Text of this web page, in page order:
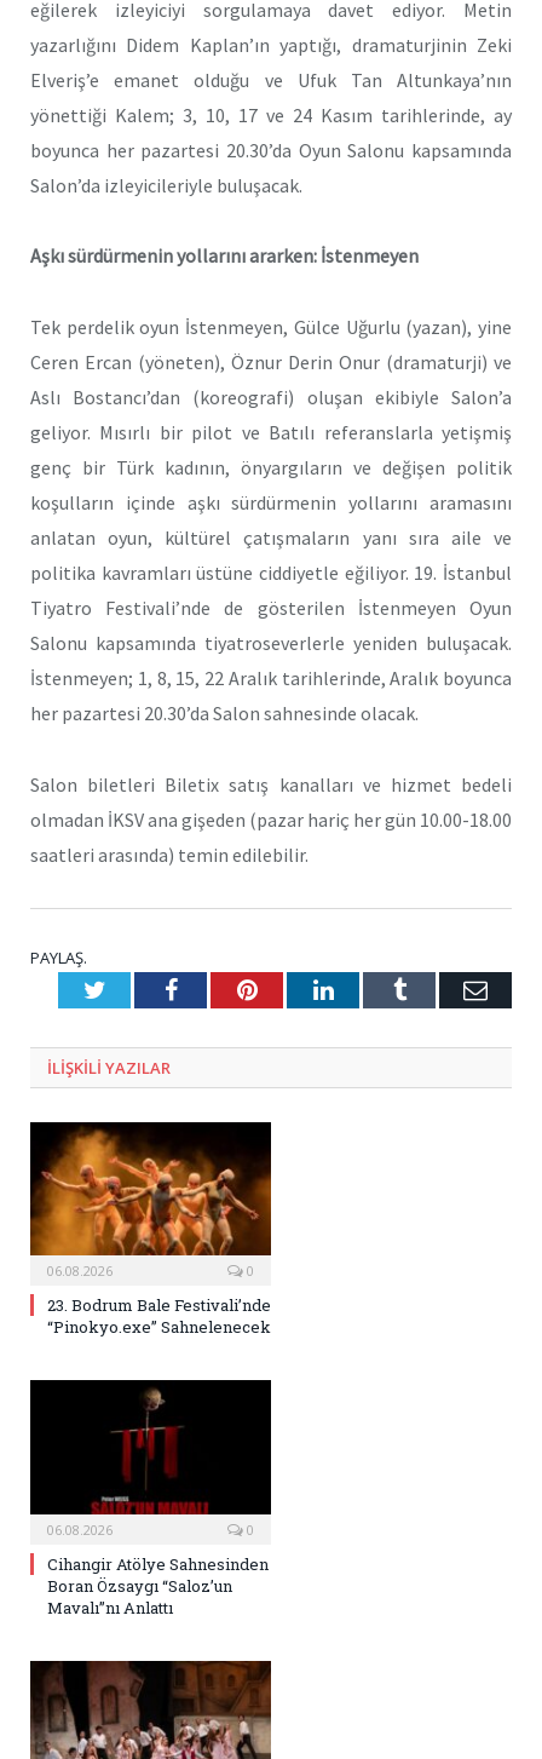
eğilerek izleyiciyi sorgulamaya davet ediyor. Metin
yazarlığını Didem Kaplan’ın yaptığı, dramaturjinin Zeki
Elveriş’e emanet olduğu ve Ufuk Tan Altunkaya’nın
yönettiği Kalem; 3, 10, 17 ve 24 Kasım tarihlerinde, ay
boyunca her pazartesi 20.30’da Oyun Salonu kapsamında
Salon’da izleyicileriyle buluşacak.
Aşkı sürdürmenin yollarını ararken: İstenmeyen
Tek perdelik oyun İstenmeyen, Gülce Uğurlu (yazan), yine
Ceren Ercan (yöneten), Öznur Derin Onur (dramaturji) ve
Aslı Bostancı’dan (koreografi) oluşan ekibiyle Salon’a
geliyor. Mısırlı bir pilot ve Batılı referanslarla yetişmiş
genç bir Türk kadının, önyargıların ve değişen politik
koşulların içinde aşkı sürdürmenin yollarını aramasını
anlatan oyun, kültürel çatışmaların yanı sıra aile ve
politika kavramları üstüne ciddiyetle eğiliyor. 19. İstanbul
Tiyatro Festivali’nde de gösterilen İstenmeyen Oyun
Salonu kapsamında tiyatroseverlerle yeniden buluşacak.
İstenmeyen; 1, 8, 15, 22 Aralık tarihlerinde, Aralık boyunca
her pazartesi 20.30’da Salon sahnesinde olacak.
Salon biletleri Biletix satış kanalları ve hizmet bedeli
olmadan İKSV ana gişeden (pazar hariç her gün 10.00-18.00
saatleri arasında) temin edilebilir.
PAYLAŞ.
TwitterFacebookPinterestLinkedInTumblr E-
ILIŞKILI YAZILAR
06.08.2026 0
23. Bodrum Bale Festivali’nde
“Pinokyo.exe” Sahnelenecek
06.08.2026 0
Cihangir Atölye Sahnesinden
Boran Özsaygı “Saloz’un
Mavalı”nı Anlattı